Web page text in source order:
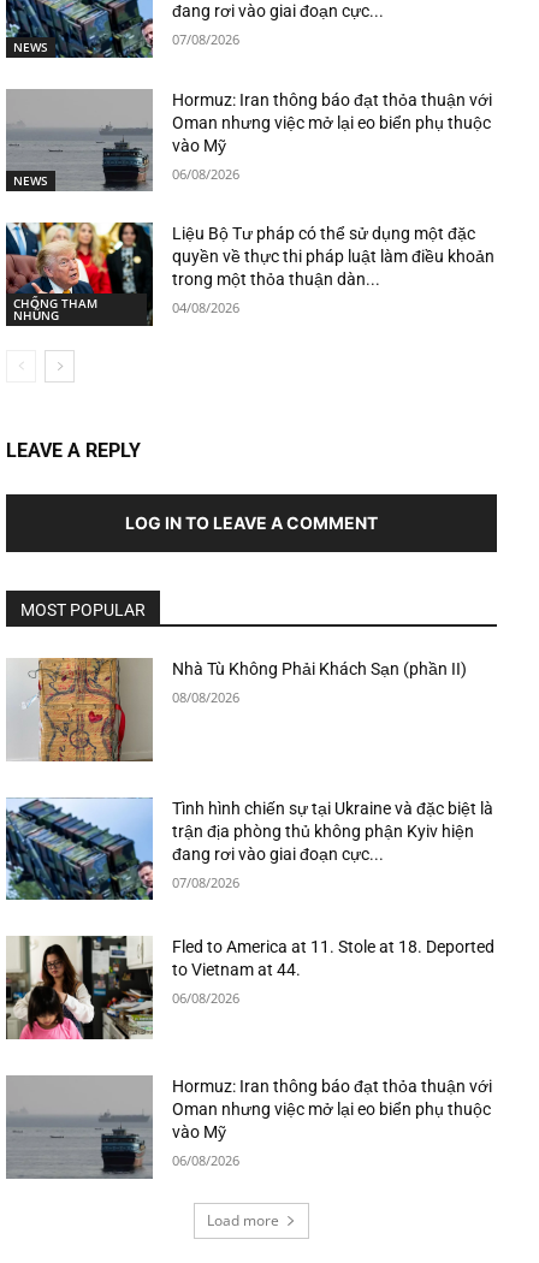
NEWS
đang rơi vào giai đoạn cực...
07/08/2026
NEWS
Hormuz: Iran thông báo đạt thỏa thuận với
Oman nhưng việc mở lại eo biển phụ thuộc
vào Mỹ
06/08/2026
CHỐNG THAM
NHŨNG
Liệu Bộ Tư pháp có thể sử dụng một đặc
quyền về thực thi pháp luật làm điều khoản
trong một thỏa thuận dàn...
04/08/2026
LEAVE A REPLY
LOG IN TO LEAVE A COMMENT
MOST POPULAR
Nhà Tù Không Phải Khách Sạn (phần II)
08/08/2026
Tình hình chiến sự tại Ukraine và đặc biệt là
trận địa phòng thủ không phận Kyiv hiện
đang rơi vào giai đoạn cực...
07/08/2026
Fled to America at 11. Stole at 18. Deported
to Vietnam at 44.
06/08/2026
Hormuz: Iran thông báo đạt thỏa thuận với
Oman nhưng việc mở lại eo biển phụ thuộc
vào Mỹ
06/08/2026
Load more